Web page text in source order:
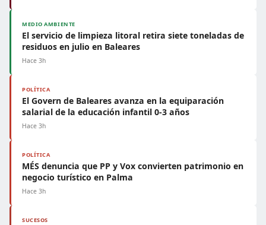
MEDIO AMBIENTE
El servicio de limpieza litoral retira siete toneladas de
residuos en julio en Baleares
Hace 3h
POLÍTICA
El Govern de Baleares avanza en la equiparación
salarial de la educación infantil 0-3 años
Hace 3h
POLÍTICA
MÉS denuncia que PP y Vox convierten patrimonio en
negocio turístico en Palma
Hace 3h
SUCESOS